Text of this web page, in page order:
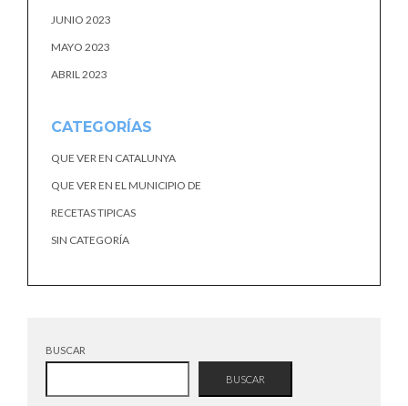
JUNIO 2023
MAYO 2023
ABRIL 2023
CATEGORÍAS
QUE VER EN CATALUNYA
QUE VER EN EL MUNICIPIO DE
RECETAS TIPICAS
SIN CATEGORÍA
BUSCAR
BUSCAR